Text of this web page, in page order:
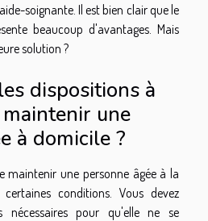
soignante. Il est bien clair que le
beaucoup d'avantages. Mais
solution ?
dispositions à
une
à domicile ?
maintenir une personne âgée à la
conditions. Vous devez
nécessaires pour qu'elle ne se